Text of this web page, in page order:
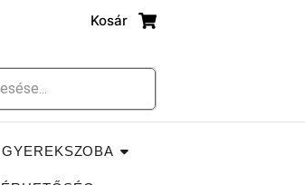
Kosár
GYEREKSZOBA